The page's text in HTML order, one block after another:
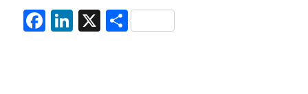
Facebook
LinkedIn
X Share